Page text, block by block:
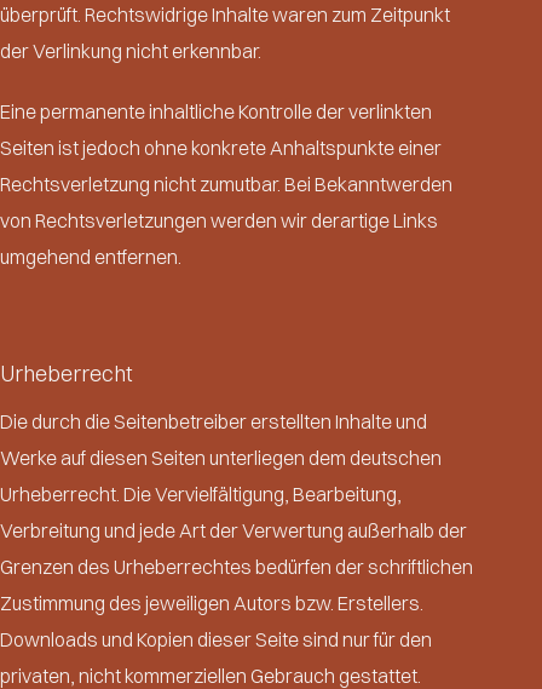
überprüft. Rechtswidrige Inhalte waren zum Zeitpunkt
der Verlinkung nicht erkennbar.
Eine permanente inhaltliche Kontrolle der verlinkten
Seiten ist jedoch ohne konkrete Anhaltspunkte einer
Rechtsverletzung nicht zumutbar. Bei Bekanntwerden
von Rechtsverletzungen werden wir derartige Links
umgehend entfernen.
Urheberrecht
Die durch die Seitenbetreiber erstellten Inhalte und
Werke auf diesen Seiten unterliegen dem deutschen
Urheberrecht. Die Vervielfältigung, Bearbeitung,
Verbreitung und jede Art der Verwertung außerhalb der
Grenzen des Urheberrechtes bedürfen der schriftlichen
Zustimmung des jeweiligen Autors bzw. Erstellers.
Downloads und Kopien dieser Seite sind nur für den
privaten, nicht kommerziellen Gebrauch gestattet.